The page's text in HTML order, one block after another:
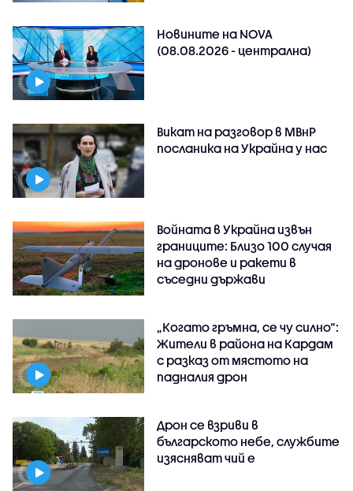
Новините на NOVA
(08.08.2026 - централна)
Викат на разговор в МВнР
посланика на Украйна у нас
Войната в Украйна извън
границите: Близо 100 случая
на дронове и ракети в
съседни държави
„Когато гръмна, се чу силно“:
Жители в района на Кардам
с разказ от мястото на
падналия дрон
Дрон се взриви в
българското небе, службите
изясняват чий е